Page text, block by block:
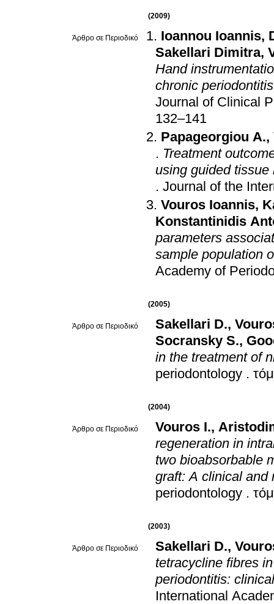
(2009)
Άρθρο σε Περιοδικό Ioannou Ioannis,
Sakellari Dimitra,
Hand
chronic
Journal of Clinical
132–141
Papageorgiou A.,
. Treatment
using guided
. Journal of the
Vouros Ioannis,
Konstantinidis
parameters
sample population
Academy of
(2005)
Άρθρο σε Περιοδικό Sakellari D.,
Socransky S.,
in the treatment of
periodontology .
(2004)
Άρθρο σε Περιοδικό Vouros I.,
regeneration in
two bioabsorbable
graft: A clinical and
periodontology .
(2003)
Άρθρο σε Περιοδικό Sakellari D.,
tetracycline fibres
periodontitis:
International